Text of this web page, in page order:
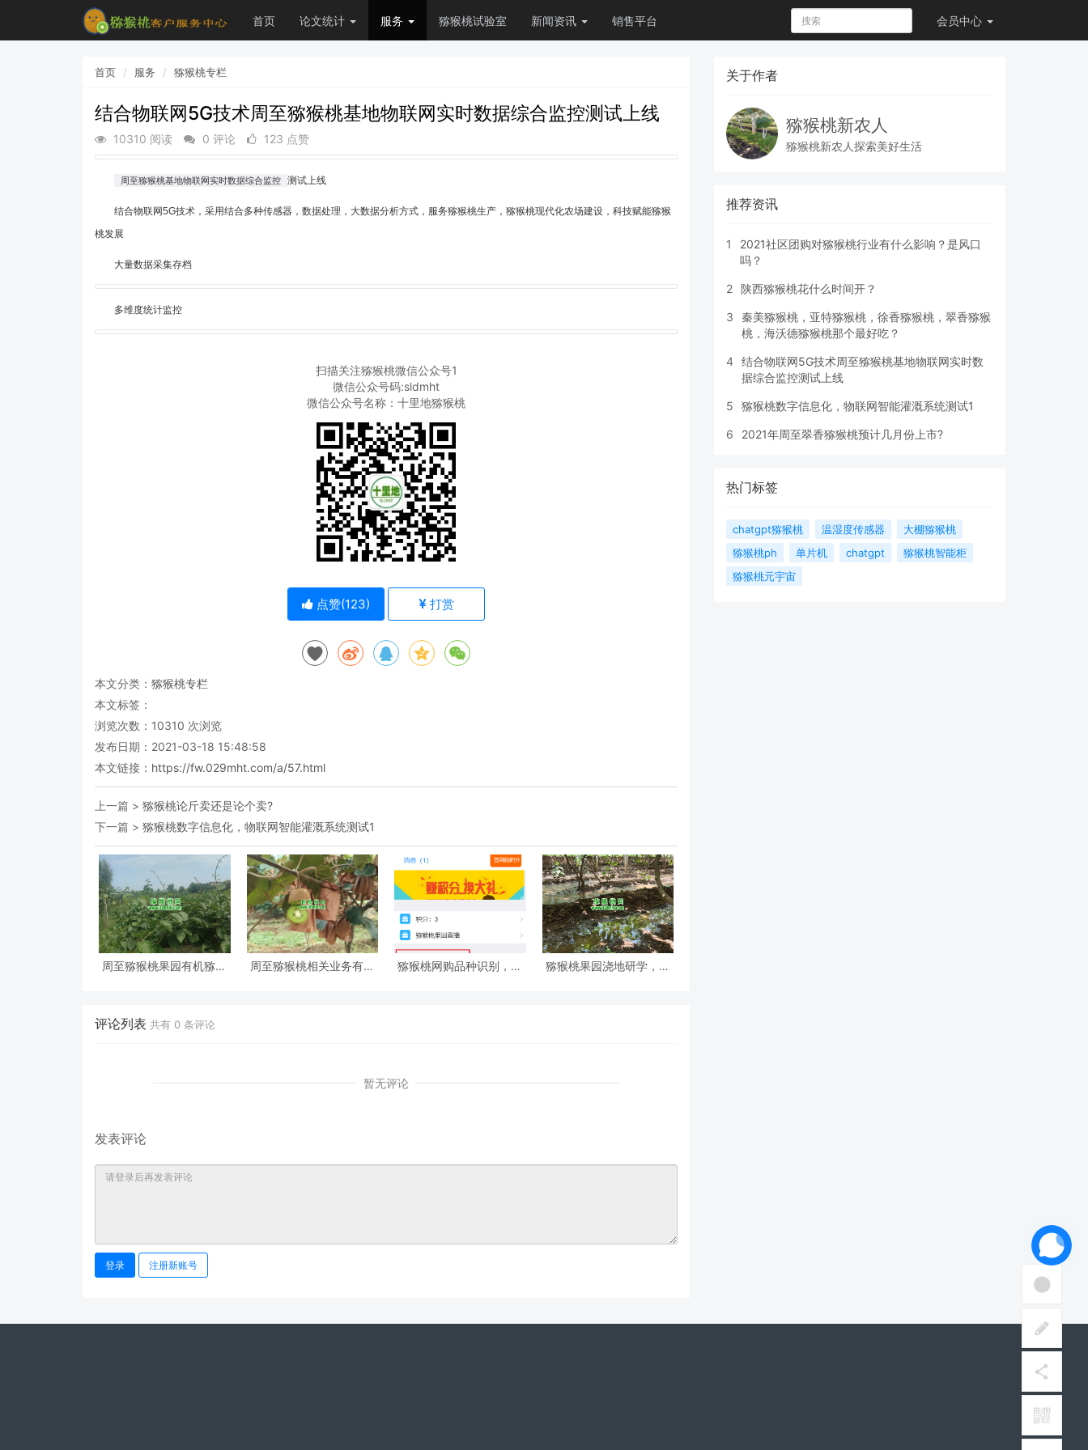
首页 论文统计 服务 猕猴桃试验室 新闻资讯 销售平台 会员中心
首页 服务 猕猴桃专栏
结合物联网5G技术周至猕猴桃基地物联网实时数据综合监控测试上线
10310 阅读 0 评论 123 点赞
周至猕猴桃基地物联网实时数据综合监控 测试上线
结合物联网5G技术，采用结合多种传感器，数据处理，大数据分析方式，服务猕猴桃生产，猕猴桃现代化农场建设，科技赋能猕猴
桃发展
大量数据采集存档
多维度统计监控
扫描关注猕猴桃微信公众号1
微信公众号码:sldmht
微信公众号名称：十里地猕猴桃
点赞(123) 打赏
本文分类： 猕猴桃专栏
本文标签：
浏览次数： 10310 次浏览
发布日期：2021-03-18 15:48:58
本文链接： https://fw.029mht.com/a/57.html
上一篇 > 猕猴桃论斤卖还是论个卖?
下一篇 > 猕猴桃数字信息化，物联网智能灌溉系统测试1
周至猕猴桃果园有机猕猴
周至猕猴桃相关业务有哪
猕猴桃网购品种识别，开
猕猴桃果园浇地研学，做
评论列表 共有 0 条评论
暂无评论
发表评论
登录 注册新账号
关于作者
猕猴桃新农人
猕猴桃新农人探索美好生活
推荐资讯
1
2021社区团购对猕猴桃行业有什么影响？是风口
吗？
2 陕西猕猴桃花什么时间开？
3
秦美猕猴桃，亚特猕猴桃，徐香猕猴桃，翠香猕猴
桃，海沃德猕猴桃那个最好吃？
4 结合物联网5G技术周至猕猴桃基地物联网实时数
据综合监控测试上线
5 猕猴桃数字信息化，物联网智能灌溉系统测试1
6 2021年周至翠香猕猴桃预计几月份上市?
热门标签
chatgpt猕猴桃 温湿度传感器
大棚猕猴桃
猕猴桃ph
单片机 chatgpt
猕猴桃智能柜
猕猴桃元宇宙